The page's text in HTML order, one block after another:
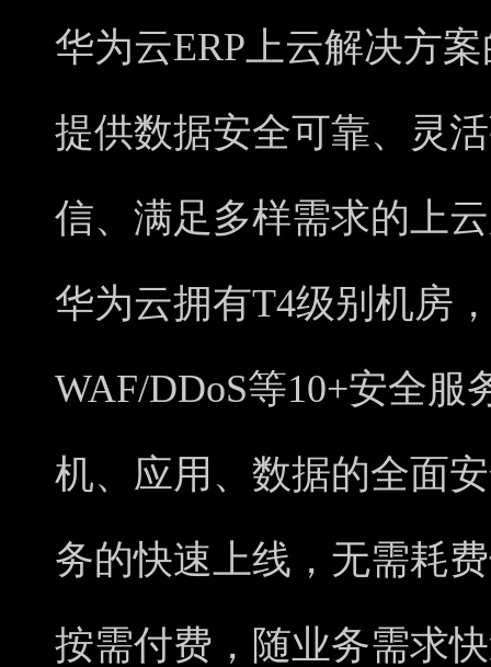
华为云ERP上云解决方
提供数据安全可靠、灵
信、满足多样需求的上
华为云拥有T4级别机房
WAF/DDoS等10+安全
机、应用、数据的全面
务的快速上线，无需耗
按需付费，随业务需求